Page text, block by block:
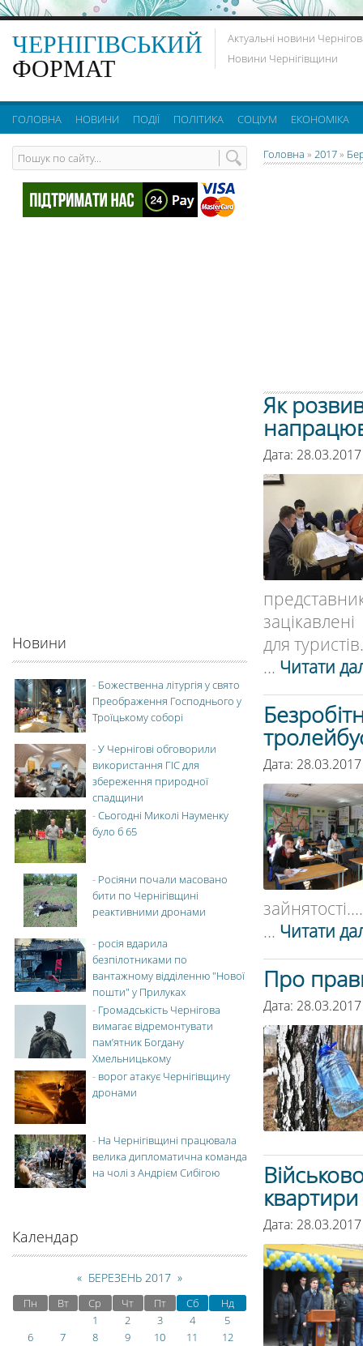
ЧЕРНІГІВСЬКИЙ
ФОРМАТ
Актуальні новини
Новини Чернігівщини
ГОЛОВНА НОВИНИ ПОДІЇ ПОЛІТИКА СОЦІУМ ЕКОНОМІКА
Головна » 2017»
Як
Дата:
для
... Читати
Дата:
зайнятості....
... Читати
Про
Дата:
квартири
Дата:
Новини
- Божественна літургія у свято
Преображення Господнього у
Троїцькому соборі
-У Чернігові обговорили
використання ГІС для
збереження природної
спадщини
-Сьогодні Миколі Науменку
було б 65
- Росіяни почали масовано
бити по Чернігівщині
реактивними дронами
- росія вдарила
безпілотниками по
вантажному відділенню "Нової
пошти" у Прилуках
- Громадськість Чернігова
вимагає відремонтувати
пам’ятник Богдану
Хмельницькому
- ворог атакує Чернігівщину
дронами
- На Чернігівщині працювала
велика дипломатична команда
на чолі з Андрієм Сибігою
Календар
« БЕРЕЗЕНЬ 2017 »
Пн Вт Ср Чт Пт Сб
Нд
1
2 3 4
5
6
7 8 9 10 11
12